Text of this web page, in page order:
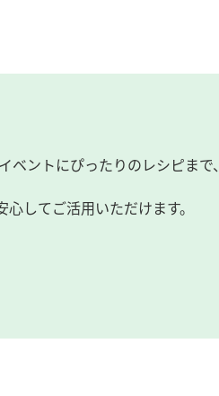
ベントにぴったりのレシピまで
してご活用いただけます。